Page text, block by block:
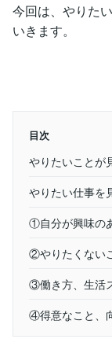
今回は、やりた
いきます。
目次
やりたいことが
やりたい仕事を
①自分が興味の
②やりたくない
③働き方、生活
④得意なこと、